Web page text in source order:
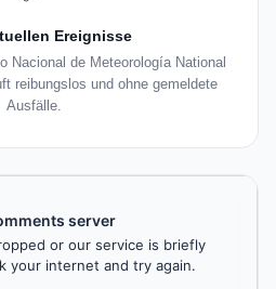
Ereignisse
Nacional de Meteorología National
reibungslos und ohne gemeldete
Ausfälle.
server
or our service is briefly
your internet and try again.